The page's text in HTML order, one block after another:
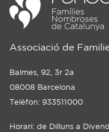
Associació de
Balmes, 92, 3r 2a
08008 Barcelona
Telèfon: 933511000
Horari: de Dilluns a